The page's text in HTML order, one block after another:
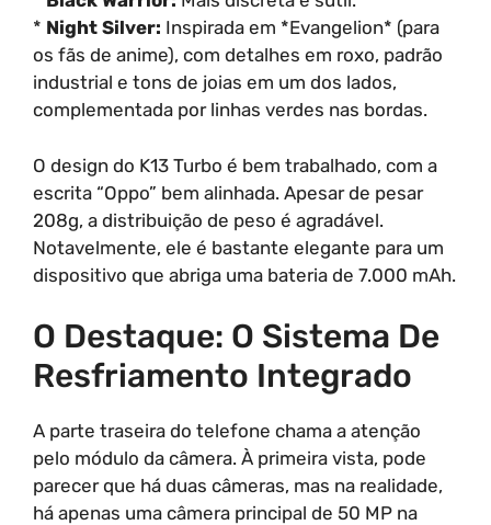
* Night Silver: Inspirada em *Evangelion* (para
os fãs de anime), com detalhes em roxo, padrão
industrial e tons de joias em um dos lados,
complementada por linhas verdes nas bordas.
O design do K13 Turbo é bem trabalhado, com a
escrita “Oppo” bem alinhada. Apesar de pesar
208g, a distribuição de peso é agradável.
Notavelmente, ele é bastante elegante para um
dispositivo que abriga uma bateria de 7.000 mAh.
O Destaque: O Sistema De
Resfriamento Integrado
A parte traseira do telefone chama a atenção
pelo módulo da câmera. À primeira vista, pode
parecer que há duas câmeras, mas na realidade,
há apenas uma câmera principal de 50 MP na